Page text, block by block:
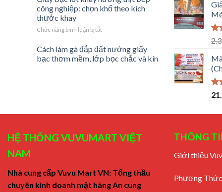
chế
lạnh:
chia
ghi
và
chọn
đúng
công nghiệp: chọn khổ theo kích
thước khay
Chức năng bình luận bị tắtở
bạc
khay
chọn
kích
Cách làm gà đắp đất nướng giấy
bạc thơm mềm, lớp bọc chắc và kín
5
HỆ THỐNG VUVUMART VIỆT
NAM
Nhà cung cấp Vuvu Mart VN: Tổng thầu
chuyên kinh doanh mặt hàng An cung
THÔNG
Giới thiệu
Phương